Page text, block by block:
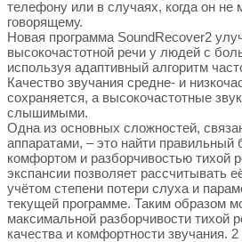
телефону или в случаях, когда он не
говорящему.
Новая программа SoundRecover2
высокочастотной речи у людей с
используя адаптивный алгоритм
Качество звучания средне- и
сохраняется, а высокочастотные
слышимыми.
Одна из основных сложностей,
аппаратами, – это найти
комфортом и разборчивостью тихой
экспансии позволяет рассчитывать
учётом степени потери слуха и
текущей программе. Таким образом
максимальной разборчивости тихой
качества и комфортности звучания. 2